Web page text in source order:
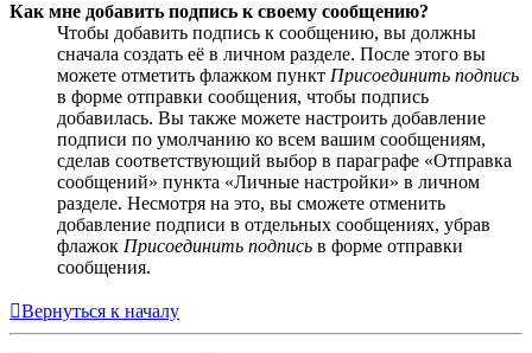
Как мне добавить подпись к своему сообщению?
Чтобы добавить подпись к сообщению, вы должны
сначала создать её в личном разделе. После этого вы
можете отметить флажком пункт Присоединить подпись
в форме отправки сообщения, чтобы подпись
добавилась. Вы также можете настроить добавление
подписи по умолчанию ко всем вашим сообщениям,
сделав соответствующий выбор в параграфе «Отправка
сообщений» пункта «Личные настройки» в личном
разделе. Несмотря на это, вы сможете отменить
добавление подписи в отдельных сообщениях, убрав
флажок Присоединить подпись в форме отправки
сообщения.
Вернуться к началу